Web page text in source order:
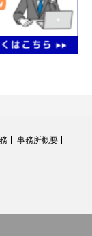
事務所概要